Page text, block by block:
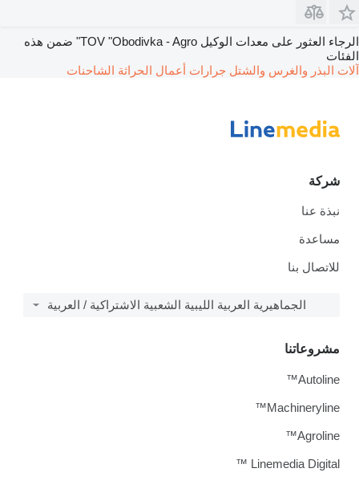
الرجاء العثور على معدات الوكيل TOV "Obodivka - Agro" ضمن هذه
الفئات
آلات البذر والغرس والشتل جرارات أعمال الحراثة الشاحنات
شركة
نبذة عنا
مساعدة
للاتصال بنا
الجماهيرية العربية الليبية الشعبية الاشتراكية / العربية
مشروعاتنا
Autoline™
Machineryline™
Agroline™
Linemedia Digital ™